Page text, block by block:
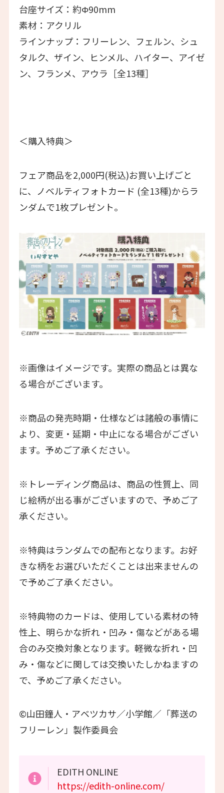
台座サイズ：約Φ90mm
素材：アクリル
ラインナップ：フリーレン、フェルン、シュ
タルク、ザイン、ヒンメル、ハイター、アイゼ
ン、フランメ、アウラ［全13種］
＜購入特典＞
フェア商品を2,000円(税込)お買い上げごと
に、ノベルティフォトカード (全13種)からラ
ンダムで1枚プレゼント。
※画像はイメージです。実際の商品とは異な
る場合がございます。
※商品の発売時期・仕様などは諸般の事情に
より、変更・延期・中止になる場合がござい
ます。予めご了承ください。
※トレーディング商品は、商品の性質上、同
じ絵柄が出る事がございますので、予めご了
承ください。
※特典はランダムでの配布となります。お好
きな柄をお選びいただくことは出来ませんの
で予めご了承ください。
※特典物のカードは、使用している素材の特
性上、明らかな折れ・凹み・傷などがある場
合のみ交換対象となります。軽微な折れ・凹
み・傷などに関しては交換いたしかねますの
で、予めご了承ください。
©山田鐘人・アベツカサ／小学館／「葬送の
フリーレン」製作委員会
EDITH ONLINE
https://edith-online.com/